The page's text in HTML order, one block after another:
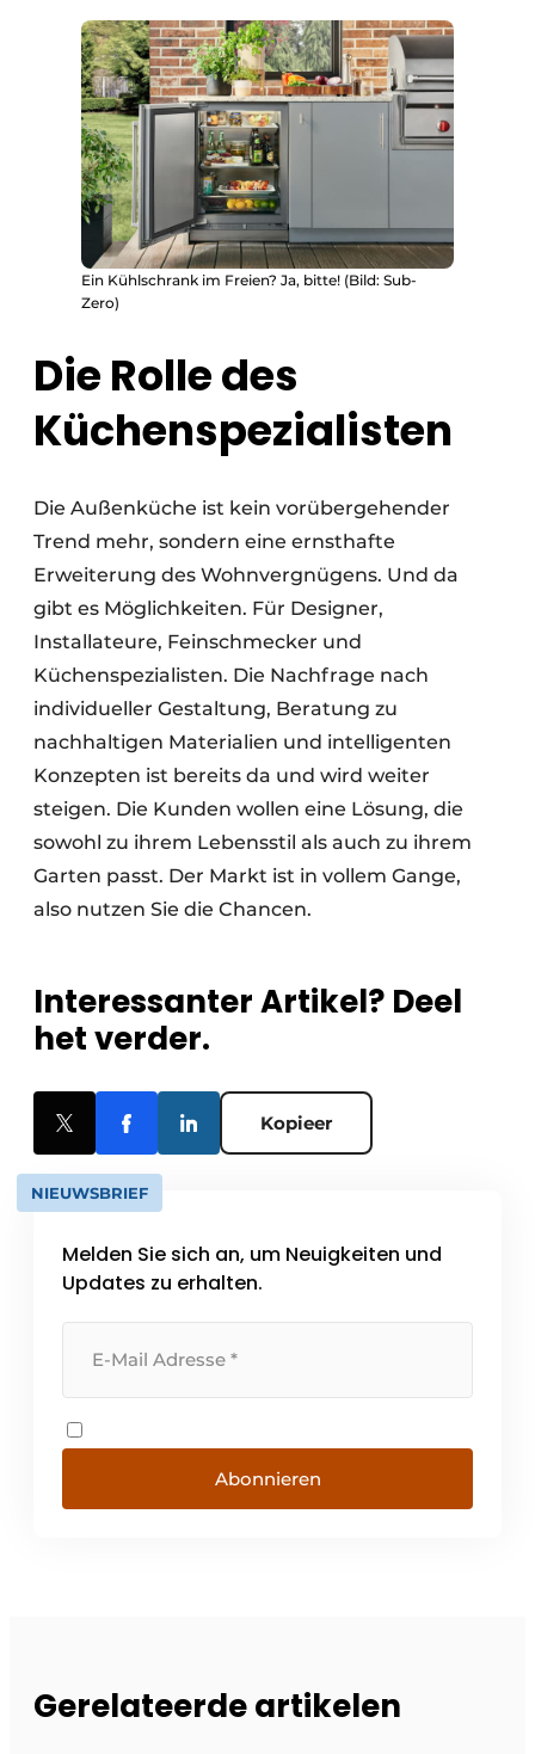
Ein Kühlschrank im Freien? Ja, bitte! (Bild: Sub-
Zero)
Die Rolle des
Küchenspezialisten
Die Außenküche ist kein vorübergehender
Trend mehr, sondern eine ernsthafte
Erweiterung des Wohnvergnügens. Und da
gibt es Möglichkeiten. Für Designer,
Installateure, Feinschmecker und
Küchenspezialisten. Die Nachfrage nach
individueller Gestaltung, Beratung zu
nachhaltigen Materialien und intelligenten
Konzepten ist bereits da und wird weiter
steigen. Die Kunden wollen eine Lösung, die
sowohl zu ihrem Lebensstil als auch zu ihrem
Garten passt. Der Markt ist in vollem Gange,
also nutzen Sie die Chancen.
Interessanter Artikel? Deel
het verder.
Kopieer
NIEUWSBRIEF
Melden Sie sich an, um Neuigkeiten und
Updates zu erhalten.
Abonnieren
Gerelateerde artikelen